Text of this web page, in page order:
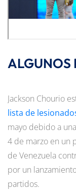
ALGUNOS
Jackson Chourio
lista de
mayo debido a
4 de marzo en un
de Venezuela
por un
partidos.